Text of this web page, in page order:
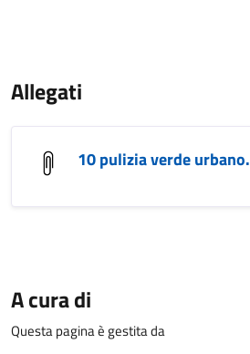
Allegati
10 pulizia verde urbano.
A cura di
Questa pagina è gestita da